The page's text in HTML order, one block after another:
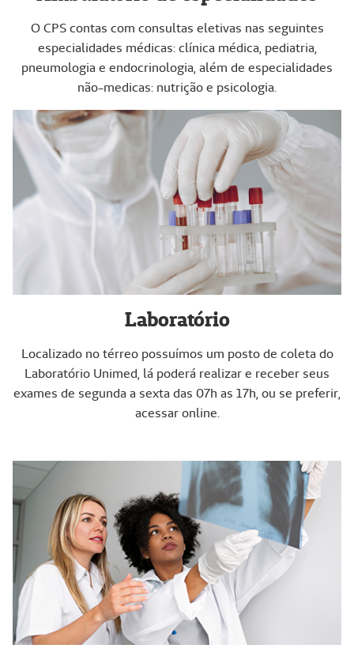
O CPS contas com consultas eletivas nas seguintes
especialidades médicas: clínica médica, pediatria,
pneumologia e endocrinologia, além de especialidades
não-medicas: nutrição e psicologia.
Laboratório
Localizado no térreo possuímos um posto de coleta do
Laboratório Unimed, lá poderá realizar e receber seus
exames de segunda a sexta das 07h as 17h, ou se preferir,
acessar online.